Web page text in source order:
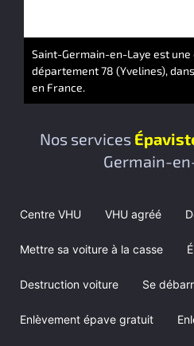
Nos services
Germain-
Centre VHU VHU agréé
Mettre sa voiture à la casse
Destruction voiture Se
Enlèvement épave gratuit
Saint-Germain-en-Laye est une
département 78 (Yvelines),
en France.